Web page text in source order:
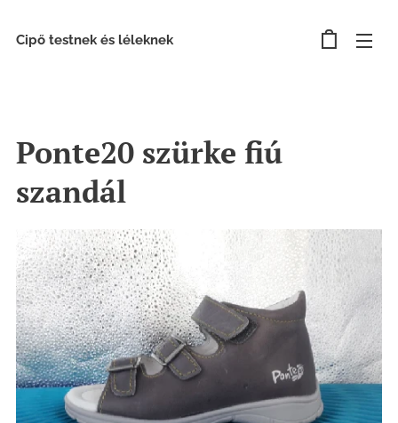
Cipő testnek és léleknek
Ponte20 szürke fiú
szandál